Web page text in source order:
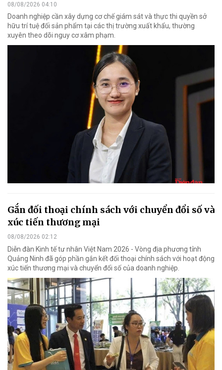
08/08/2026 04:10
Doanh nghiệp cần xây dựng cơ chế giám sát và thực thi quyền sở
hữu trí tuệ đối sản phẩm tại các thị trường xuất khẩu, thường
xuyên theo dõi nguy cơ xâm phạm.
Gắn đối thoại chính sách với chuyển đổi số và
xúc tiến thương mại
08/08/2026 02:12
Diễn đàn Kinh tế tư nhân Việt Nam 2026 - Vòng địa phương tỉnh
Quảng Ninh đã góp phần gắn kết đối thoại chính sách với hoạt động
xúc tiến thương mại và chuyển đổi số của doanh nghiệp.